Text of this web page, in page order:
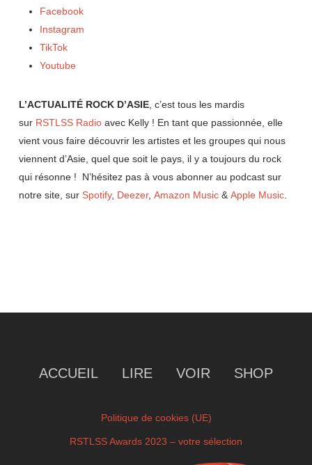
Facebook
Instagram
TikTok
Youtube
L’ACTUALITÉ ROCK D’ASIE, c’est tous les mardis
sur RSTLSS Radioavec Kelly ! En tant que passionnée, elle
vient vous faire découvrir les artistes et les groupes qui nous
viennent d’Asie, quel que soit le pays, il y a toujours du rock
qui résonne ! N’hésitez pas à vous abonner au podcast sur
notre site, sur Spotify, Deezer, Amazon Music& Apple Music.
ACCUEIL LIRE VOIR SHOP
Politique de cookies (UE)
RSTLSS Awards 2023 – votre sélection